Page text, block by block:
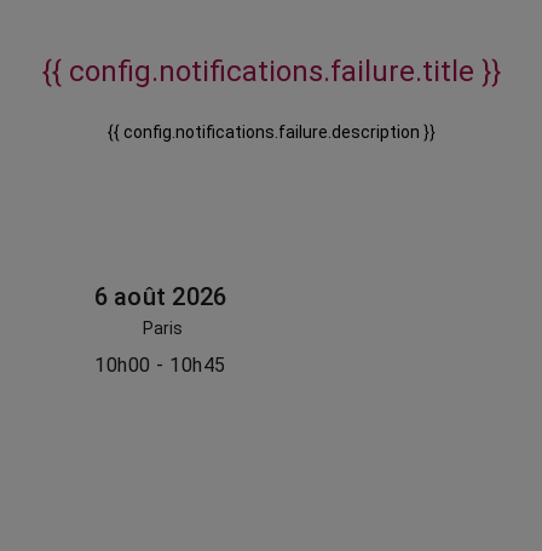
{{ config.notifications.failure.title }}
{{ config.notifications.failure.description }}
6 août 2026
Paris
10h00 - 10h45